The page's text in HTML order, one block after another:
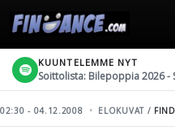
KUUNTELEMME NYT
Soittolista: Bilepoppia 2026 -
02:30 - 04.12.2008 ELOKUVAT /